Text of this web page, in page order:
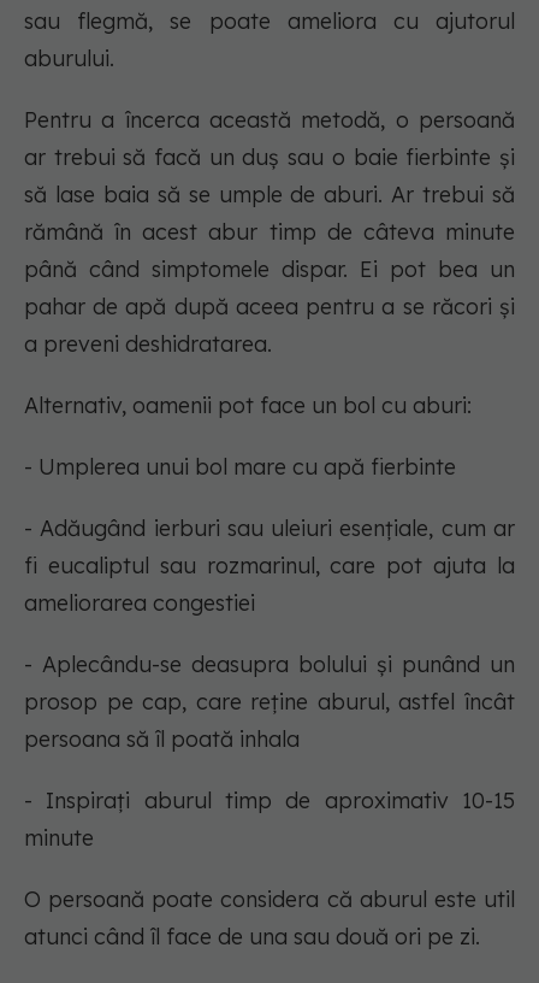
sau flegmă, se poate ameliora cu ajutorul
aburului.
Pentru a încerca această metodă, o persoană
ar trebui să facă un duș sau o baie fierbinte și
să lase baia să se umple de aburi. Ar trebui să
rămână în acest abur timp de câteva minute
până când simptomele dispar. Ei pot bea un
pahar de apă după aceea pentru a se răcori și
a preveni deshidratarea.
Alternativ, oamenii pot face un bol cu aburi:
- Umplerea unui bol mare cu apă fierbinte
- Adăugând ierburi sau uleiuri esențiale, cum ar
fi eucaliptul sau rozmarinul, care pot ajuta la
ameliorarea congestiei
- Aplecându-se deasupra bolului și punând un
prosop pe cap, care reține aburul, astfel încât
persoana să îl poată inhala
- Inspirați aburul timp de aproximativ 10-15
minute
O persoană poate considera că aburul este util
atunci când îl face de una sau două ori pe zi.